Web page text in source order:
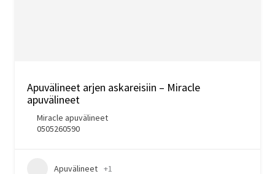
Apuvälineet arjen askareisiin – Miracle
apuvälineet
Miracle apuvälineet
0505260590
Apuvälineet +1